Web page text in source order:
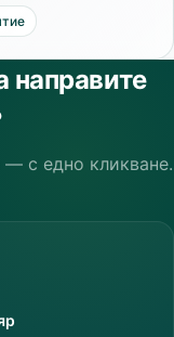
направите
с едно кликване.